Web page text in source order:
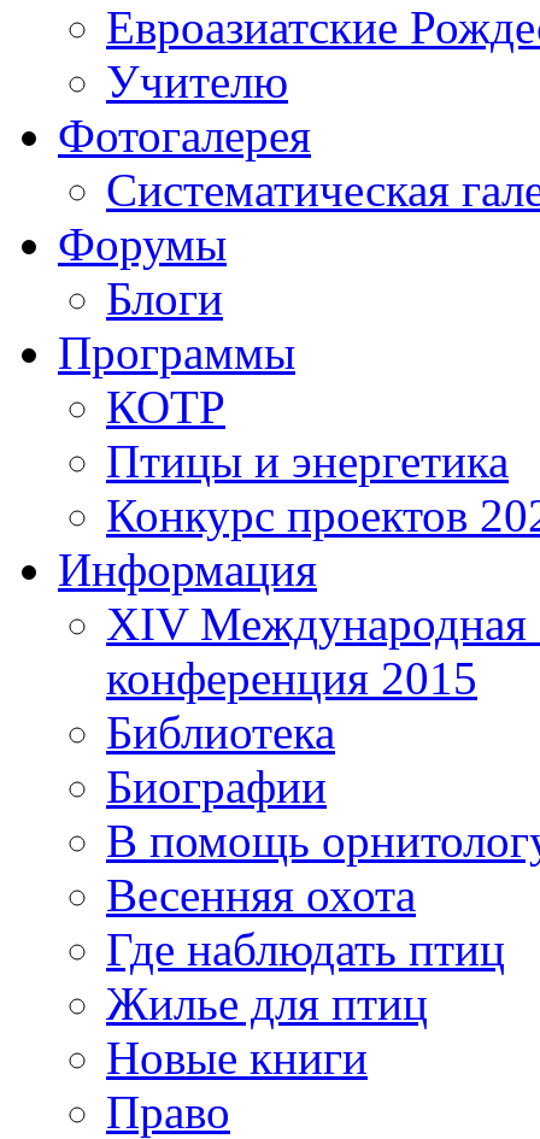
Евроазиатские
Учителю
Фотогалерея
Систематическая
Форумы
Блоги
Программы
КОТР
Птицы и энергетика
Конкурс проектов
Информация
XIV Международная
конференция 2015
Библиотека
Биографии
В помощь
Весенняя охота
Где наблюдать птиц
Жилье для птиц
Новые книги
Право